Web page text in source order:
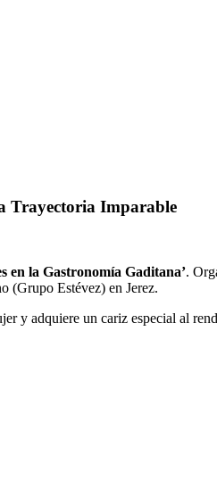
Trayectoria Imparable
en la Gastronomía Gaditana’.
(Grupo Estévez) en Jerez.
y adquiere un cariz especial al